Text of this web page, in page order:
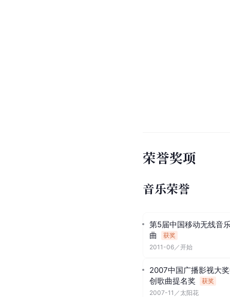
荣誉奖项
音乐荣誉
第5届中国移动无线音
曲
获奖
2011-06 ／开始
2007中国广播影视大
创歌曲提名奖
获奖
2007-11 ／ 太阳花